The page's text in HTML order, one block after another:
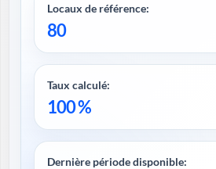
Locaux de référence:
80
Taux calculé:
100 %
Dernière période disponible: